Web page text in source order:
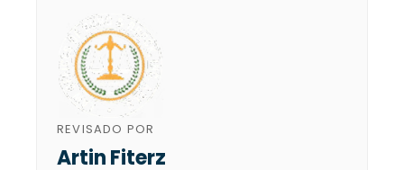
REVISADO POR
Artin Fiterz